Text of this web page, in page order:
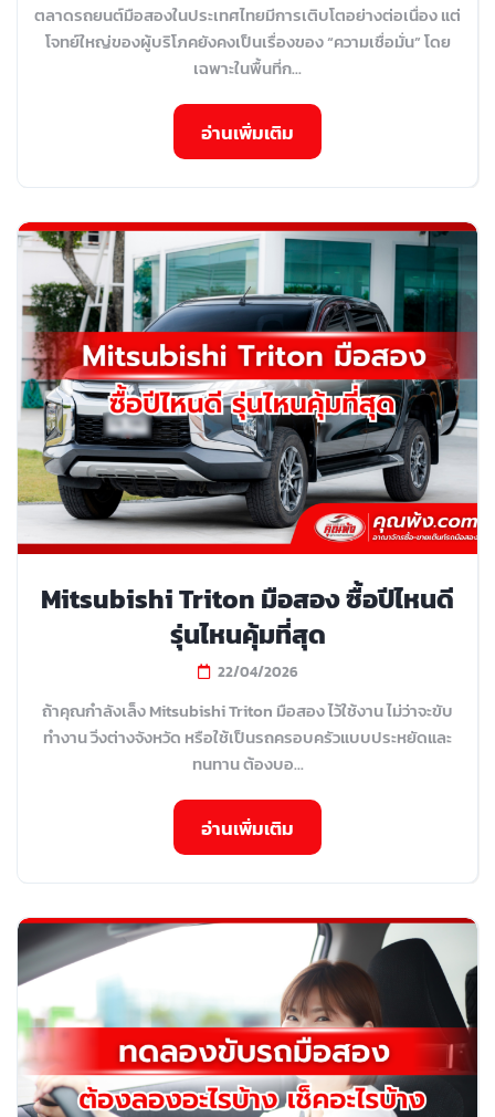
ตลาดรถยนต์มือสองในประเทศไทยมีการเติบโตอย่างต่อเนื่อง แต่
โจทย์ใหญ่ของผู้บริโภคยังคงเป็นเรื่องของ “ความเชื่อมั่น” โดย
เฉพาะในพื้นที่ก...
อ่านเพิ่มเติม
Mitsubishi Triton มือสอง ซื้อปีไหนดี
รุ่นไหนคุ้มที่สุด
22/04/2026
ถ้าคุณกำลังเล็ง Mitsubishi Triton มือสอง ไว้ใช้งาน ไม่ว่าจะขับ
ทำงาน วิ่งต่างจังหวัด หรือใช้เป็นรถครอบครัวแบบประหยัดและ
ทนทาน ต้องบอ...
อ่านเพิ่มเติม